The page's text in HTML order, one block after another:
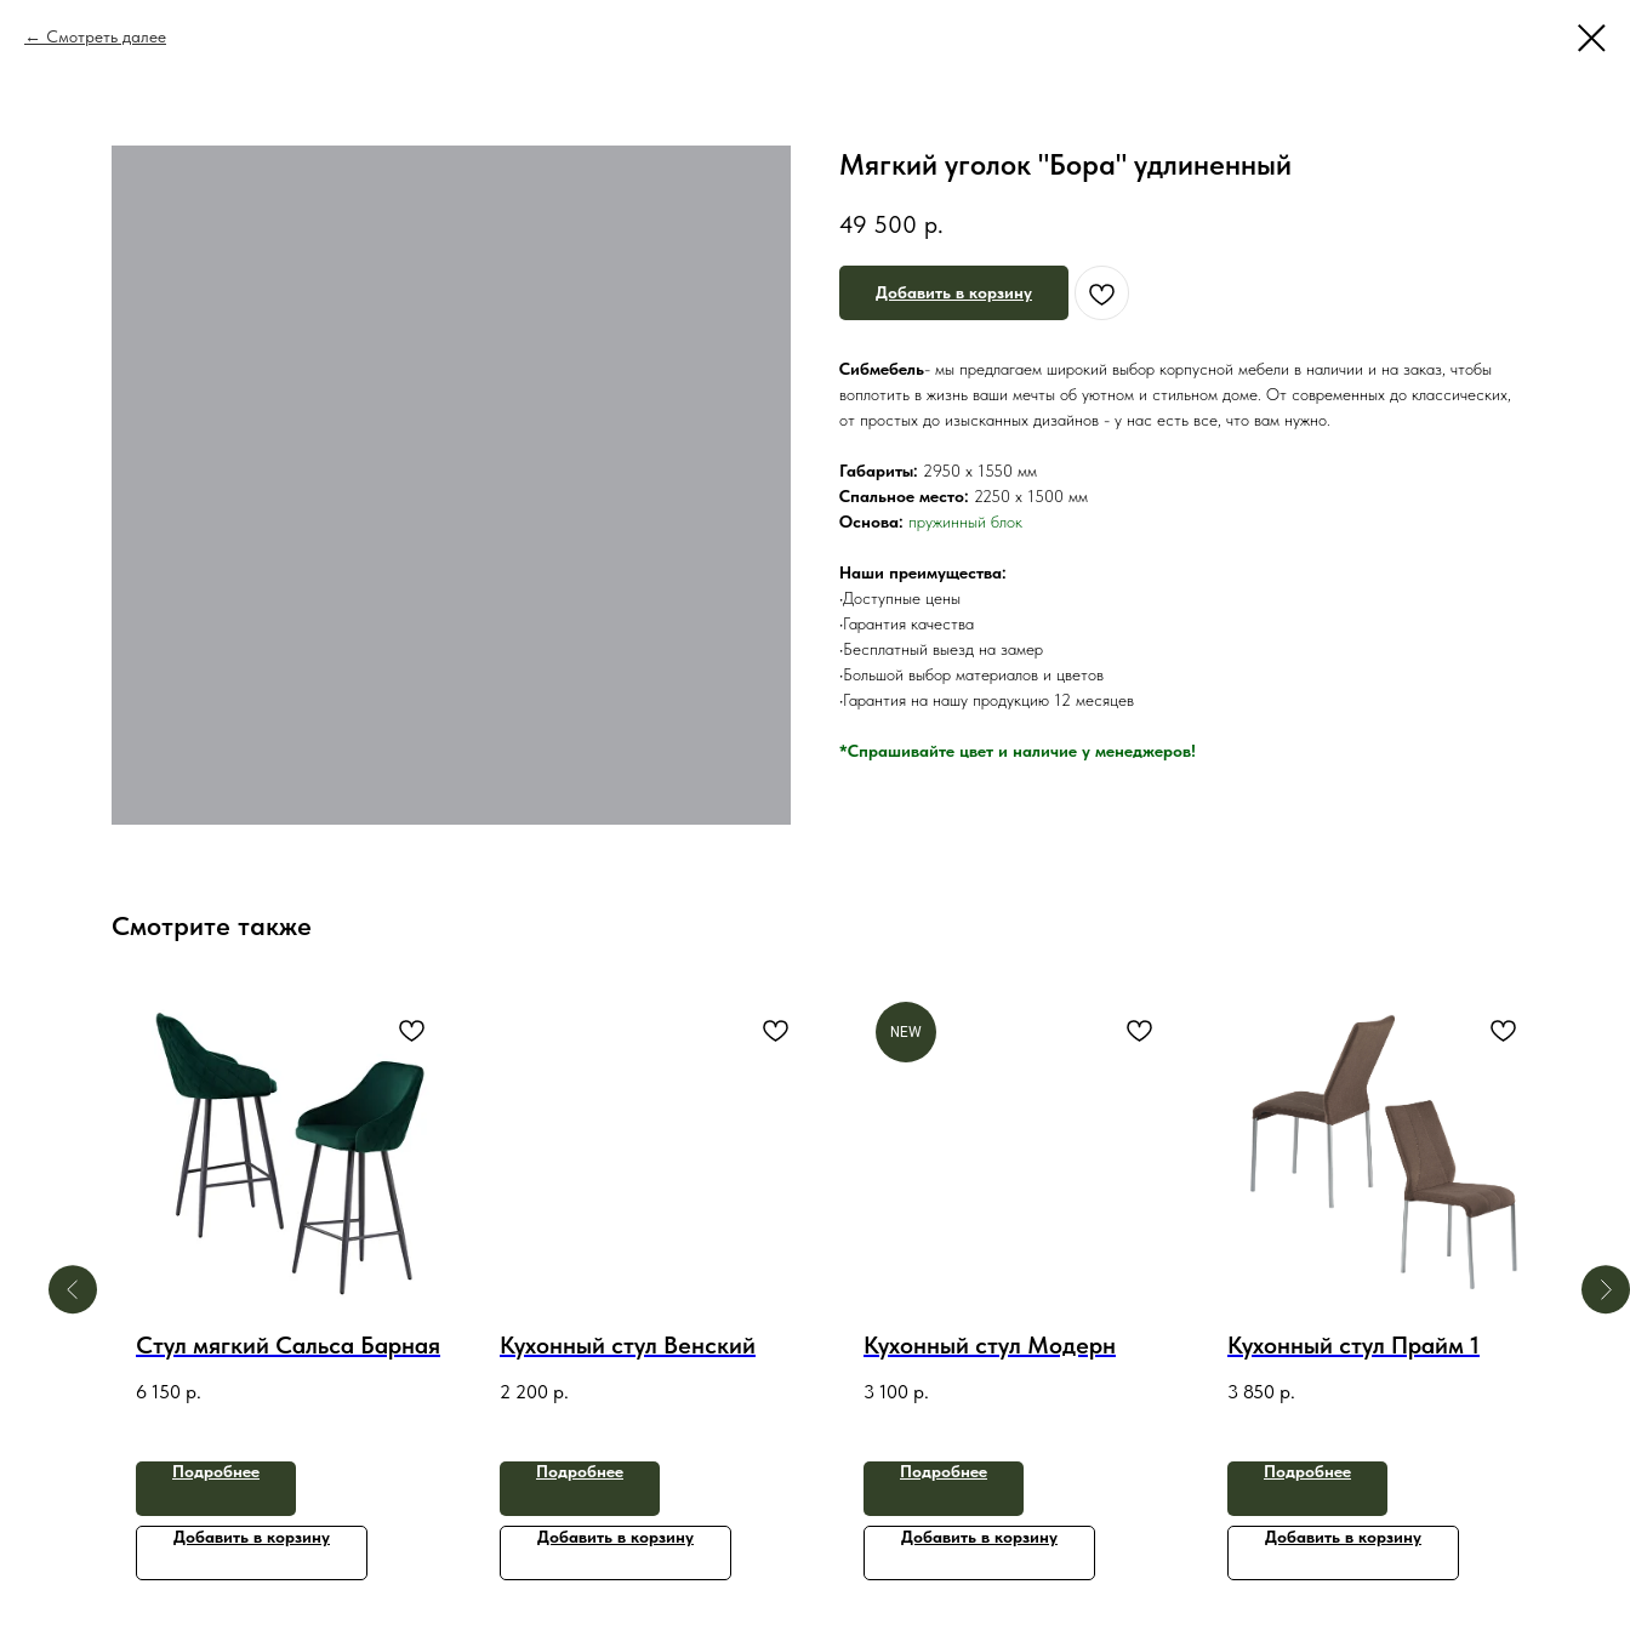
Смотреть далее
Мягкий уголок "Бора" удлиненный
49 500 р.
Добавить в корзину
Сибмебель- мы предлагаем широкий выбор корпусной мебели в наличии и на заказ, чтобы
воплотить в жизнь ваши мечты об уютном и стильном доме. От современных до классических,
от простых до изысканных дизайнов - у нас есть все, что вам нужно.
Габариты: 2950 х 1550 мм
Спальное место: 2250 х 1500 мм
Основа: пружинный блок
Наши преимущества:
•Доступные цены
•Гарантия качества
•Бесплатный выезд на замер
•Большой выбор материалов и цветов
•Гарантия на нашу продукцию 12 месяцев
*Спрашивайте цвет и наличие у менеджеров!
Смотрите также
Стул мягкий Сальса Барная
6 150 р.
Подробнее
Добавить в корзину
Кухонный стул Венский
2 200 р.
Подробнее
Добавить в корзину
NEW
Кухонный стул Модерн
3 100 р.
Подробнее
Добавить в корзину
Кухонный стул Прайм 1
3 850 р.
Подробнее
Добавить в корзину